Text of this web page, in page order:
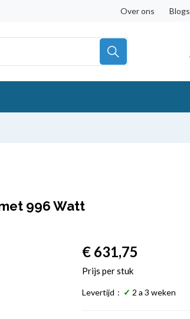
Over ons Blogs
996 Watt
€ 631,75
Prijs per stuk
Levertijd : ✓ 2 a 3 weken